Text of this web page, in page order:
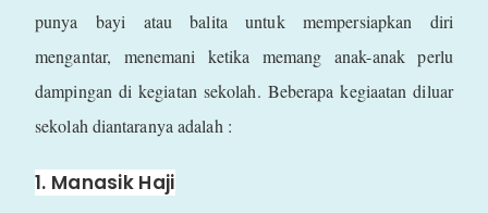
punya bayi atau balita untuk mempersiapkan diri
mengantar, menemani ketika memang anak-anak perlu
dampingan di kegiatan sekolah. Beberapa kegiaatan diluar
sekolah diantaranya adalah :
1. Manasik Haji